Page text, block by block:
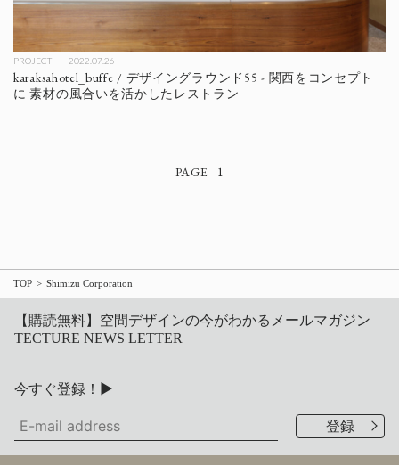
PROJECT 2022.07.26
karaksahotel_buffe / デザイングラウンド55 - 関西をコンセプト
に 素材の風合いを活かしたレストラン
1
TOP Shimizu Corporation
【購読無料】空間デザインの今がわかるメールマガジン
TECTURE NEWS LETTER
今すぐ登録！▶